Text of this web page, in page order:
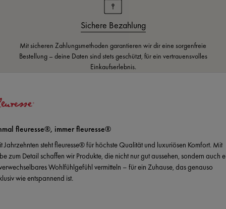
Sichere Bezahlung
Mit sicheren Zahlungsmethoden garantieren wir dir eine sorgenfreie
Bestellung – deine Daten sind stets geschützt, für ein vertrauensvolles
Einkaufserlebnis.
fleuresse®, immer fleuresse®
Jahrzehnten steht fleuresse® für höchste Qualität und luxuriösen Komfort. Mit
zum Detail schaffen wir Produkte, die nicht nur gut aussehen, sondern auch
Wohlfühlgefühl vermitteln – für ein Zuhause, das genauso
wie entspannend ist.